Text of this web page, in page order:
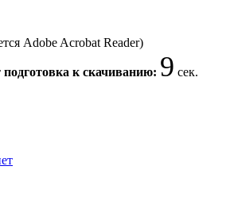
Adobe Acrobat Reader)
к скачиванию: 9 сек.